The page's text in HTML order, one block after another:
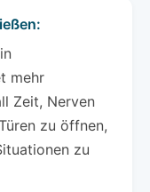
mehr
Zeit, Nerven
zu öffnen,
zu